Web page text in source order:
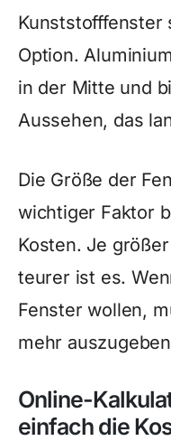
Kunststofffenster
Option.
in der Mitte und
Aussehen, das
Die Größe der
wichtiger Faktor
Kosten. Je
teurer ist es.
Fenster wollen,
mehr
Online-
einfach die